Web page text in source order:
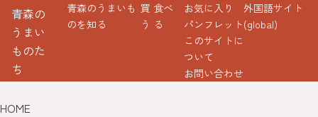
青森の
うまい
ものた
ち
青森のうまいも
のを知る
買
う
食べ
る
お気に入り
パンフレット
このサイトに
ついて
お問い合わせ
外国語サイト
(global)
HOME